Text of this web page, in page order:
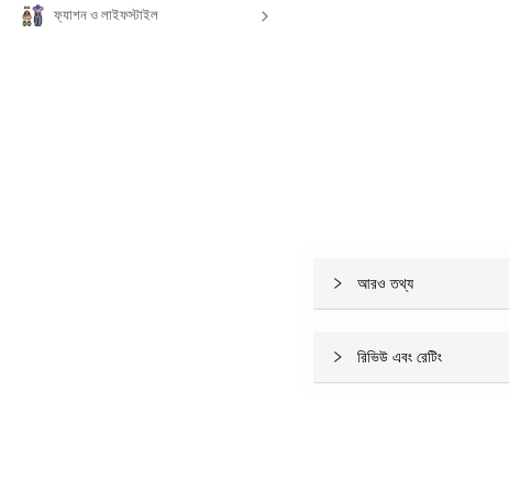
ফ্যাশন ও লাইফস্টাইল
আরও তথ্য
রিভিউ এবং রেটিং